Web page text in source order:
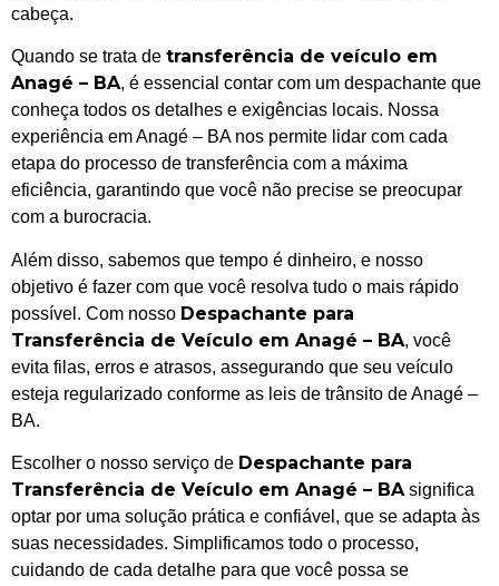
cabeça.
Quando se trata de transferência de veículo em
Anagé – BA, é essencial contar com um despachante que
conheça todos os detalhes e exigências locais. Nossa
experiência em Anagé – BA nos permite lidar com cada
etapa do processo de transferência com a máxima
eficiência, garantindo que você não precise se preocupar
com a burocracia.
Além disso, sabemos que tempo é dinheiro, e nosso
objetivo é fazer com que você resolva tudo o mais rápido
possível. Com nosso Despachante para
Transferência de Veículo em Anagé – BA, você
evita filas, erros e atrasos, assegurando que seu veículo
esteja regularizado conforme as leis de trânsito de Anagé –
BA.
Escolher o nosso serviço de Despachante para
Transferência de Veículo em Anagé – BA significa
optar por uma solução prática e confiável, que se adapta às
suas necessidades. Simplificamos todo o processo,
cuidando de cada detalhe para que você possa se